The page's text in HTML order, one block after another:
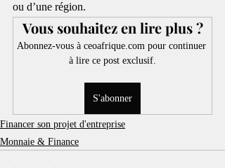
ou d’une région.
Vous souhaitez en lire plus ?
Abonnez-vous à ceoafrique.com pour continuer
à lire ce post exclusif.
S'abonner
Financer son projet d'entreprise
Monnaie & Finance